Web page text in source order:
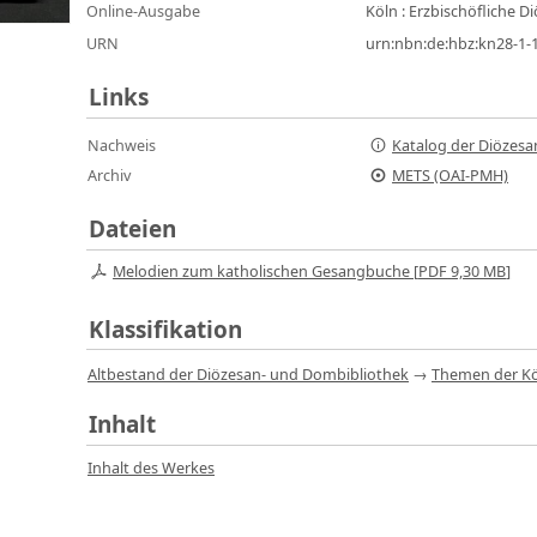
Online-Ausgabe
Köln : Erzbischöfliche
URN
urn:nbn:de:hbz:kn28-1-
Links
Nachweis
Katalog der
Archiv
METS (OAI-PMH)
Dateien
Melodien zum katholischen Gesangbuche [PDF9,30 MB]
Klassifikation
Altbestand der Diözesan- und Dombibliothek → Themen der
Inhalt
Inhalt des Werkes